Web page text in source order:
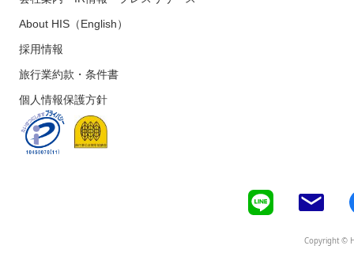
About HIS（English）
採用情報
旅行業約款・条件書
個人情報保護方針
Copyright ©